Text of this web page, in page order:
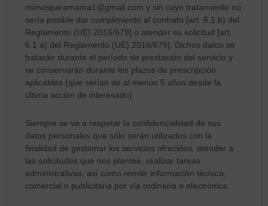
mimosparamama1@gmail.com y sin cuyo tratamiento no
sería posible dar cumplimiento al contrato [art. 6.1.b) del
Reglamento (UE) 2016/679] o atender su solicitud [art.
6.1.a) del Reglamento (UE) 2016/679]. Dichos datos se
tratarán durante el período de prestación del servicio y
se conservarán durante los plazos de prescripción
aplicables (que serían de al menos 5 años desde la
última acción de interesado).
Siempre se va a respetar la confidencialidad de sus
datos personales que sólo serán utilizados con la
finalidad de gestionar los servicios ofrecidos, atender a
las solicitudes que nos plantee, realizar tareas
administrativas, así como remitir información técnica,
comercial o publicitaria por vía ordinaria o electrónica.